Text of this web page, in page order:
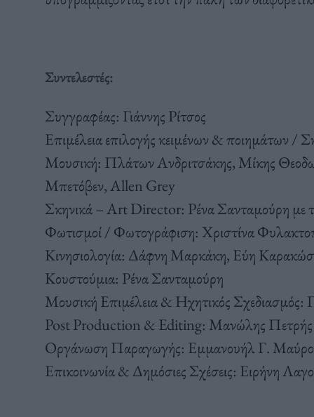
Συντελεστές:
Συγγραφέας: Γιάννης Ρίτσος
Επιμέλεια επιλογής κειμένων & ποιημάτων
Μουσική: Πλάτων Ανδριτσάκης, Μίκης
Μπετόβεν, Allen Grey
Σκηνικά – Art Director: Ρένα Σανταμούρη
Φωτισμοί / Φωτογράφιση: Χριστίνα
Κινησιολογία: Δάφνη Μαρκάκη, Εύη
Κουστούμια: Ρένα Σανταμούρη
Μουσική Επιμέλεια & Ηχητικός
Post Production & Editing: Μανώλης Πετρής
Οργάνωση Παραγωγής: Εμμανουήλ Γ.
Επικοινωνία & Δημόσιες Σχέσεις: Ειρήνη